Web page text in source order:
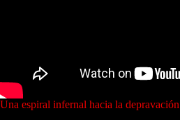
Una espiral infernal hacia la depravación